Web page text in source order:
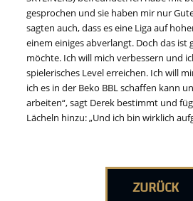
gesprochen und sie haben mir nur
sagten auch, dass es eine Liga auf
einem einiges abverlangt. Doch das ist
möchte. Ich will mich verbessern und
spielerisches Level erreichen. Ich will
ich es in der Beko BBL schaffen kann
arbeiten“, sagt Derek bestimmt und
Lächeln hinzu: „Und ich bin wirklich
ZURÜCK